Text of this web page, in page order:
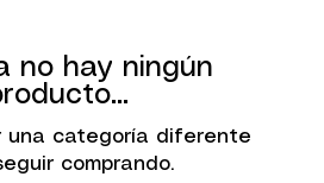
no hay ningún
una categoría diferente
comprando.